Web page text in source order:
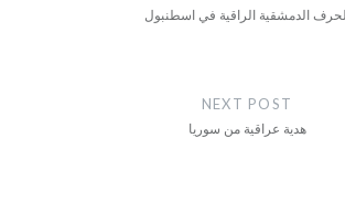
الدمشقية الراقية في اسطنبول
NEXT POST
هدية عراقية من سوريا